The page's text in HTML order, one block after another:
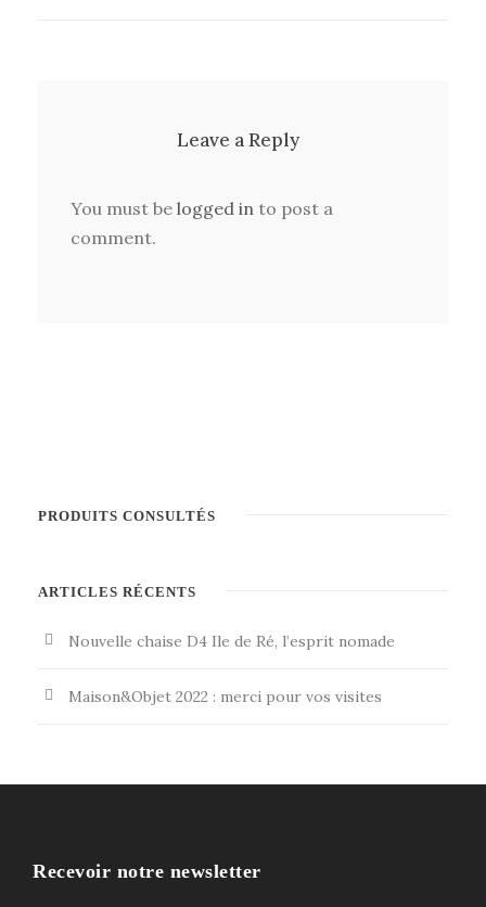
Leave a Reply
You must be logged in to post a
comment.
PRODUITS CONSULTÉS
ARTICLES RÉCENTS
Nouvelle chaise D4 Ile de Ré, l’esprit nomade
Maison&Objet 2022 : merci pour vos visites
Recevoir notre newsletter